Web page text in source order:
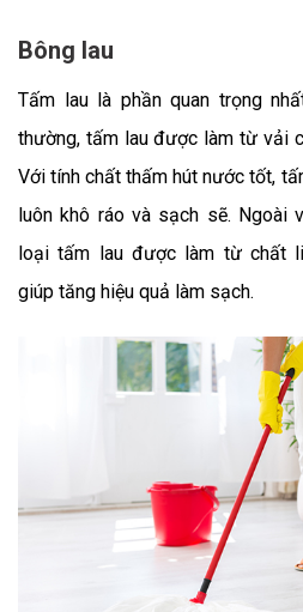
Bông lau
Tấm lau là phần quan trọng
thường, tấm lau được làm từ vải
Với tính chất thấm hút nước tốt,
luôn khô ráo và sạch sẽ. Ngoài
loại tấm lau được làm từ chất
giúp tăng hiệu quả làm sạch.